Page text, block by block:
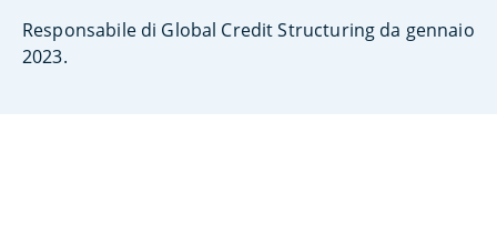
Responsabile di Global Credit Structuring da gennaio
2023.